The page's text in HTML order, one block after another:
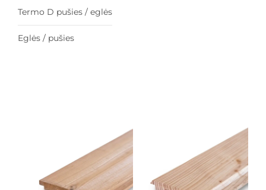
Termo D pušies / eglės
Eglės / pušies